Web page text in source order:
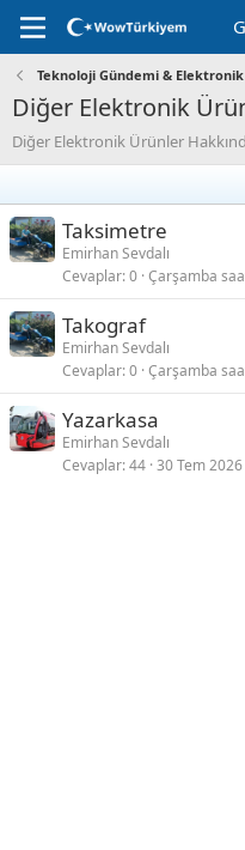
Teknoloji Gündemi &
Diğer Elektronik
Diğer Elektronik Ürünler
Taksimetre
Emirhan Sevdalı
Cevaplar 0 Çarşamba
Takograf
Emirhan Sevdalı
Cevaplar 0 Çarşamba
Yazarkasa
Emirhan Sevdalı
Cevaplar 44 30 Tem 2026